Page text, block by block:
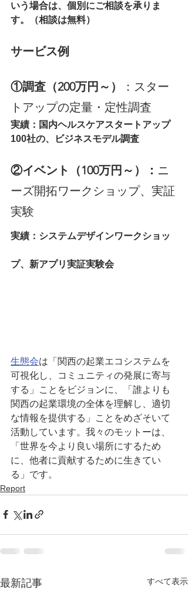
いう場合は、個別にご相談を承りま
す。（相談は無料）
サービス例
①調査（200万円～）
：スター
トアップの定量・定性調査
実績：国内ヘルスケアスタートアップ
100社の、ビジネスモデル調査
②イベント（100万円～）： ニ
ーズ開拓ワークショップ、実証
実験
実績：システムデザインワークショッ
プ、新アプリ実証実験会
生態会は「関西の起業エコシステムを
可視化し、コミュニティの発展に寄与
する」ことをビジョンに、「誰よりも
関西の起業環境の全体を理解し、適切
な情報を提供する」ことをめざそいて
活動しています。我々のモットーは、
「世界を今より良い場所にするため
に、他者に貢献するために生きてい
る」です。
Report
最新記事 すべて表示